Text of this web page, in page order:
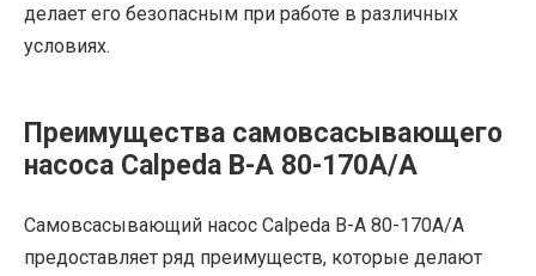
делает его безопасным при работе в различных
условиях.
Преимущества самовсасывающего
насоса Calpeda B-A 80-170A/A
Самовсасывающий насос Calpeda B-A 80-170A/A
предоставляет ряд преимуществ, которые делают